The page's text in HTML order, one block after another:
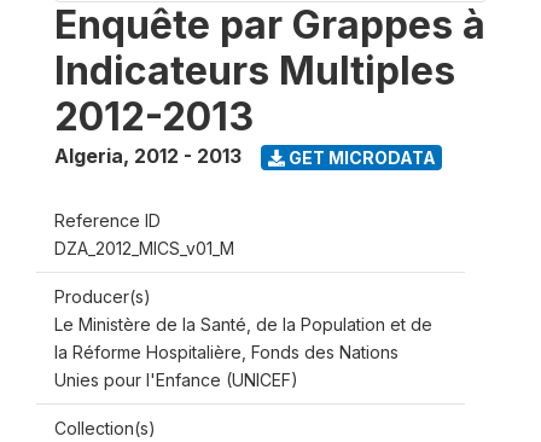
Enquête par Grappes à
Indicateurs Multiples
2012-2013
Algeria, 2012 - 2013 GET MICRODATA
Reference ID
DZA_2012_MICS_v01_M
Producer(s)
Le Ministère de la Santé, de la Population et de
la Réforme Hospitalière, Fonds des Nations
Unies pour l'Enfance (UNICEF)
Collection(s)